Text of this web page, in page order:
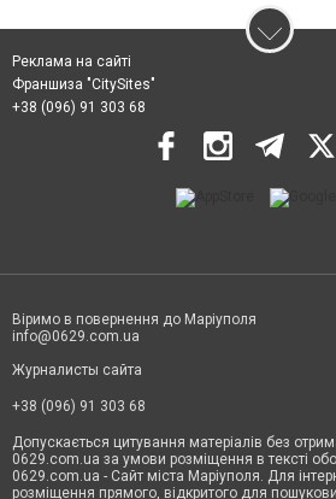
Реклама на сайті
Франшиза "CitySites"
+38 (096) 91 303 68
Віримо в повернення до Маріуполя
info@0629.com.ua
Журналисты сайта
+38 (096) 91 303 68
Допускається цитування матеріалів без
0629.com.ua за умови розміщення в тексті
0629.com.ua - Сайт міста Маріуполя. Для
розміщення прямого, відкритого для